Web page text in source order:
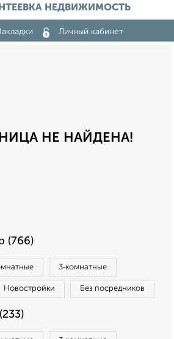
НЕДВИЖИМОСТЬ
Личный кабинет
НЕ НАЙДЕНА!
(766)
3‑комнатные
Новостройки Без посредников